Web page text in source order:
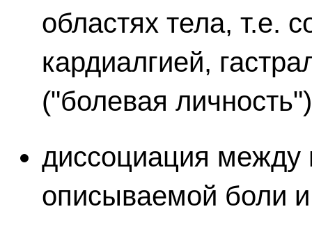
областях тела, т.е.
кардиалгией,
("болевая
диссоциация между
описываемой боли